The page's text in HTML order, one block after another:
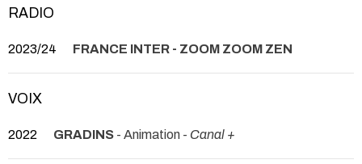
RADIO
2023/24 FRANCE INTER - ZOOM ZOOM ZEN
VOIX
2022 GRADINS - Animation - Canal +